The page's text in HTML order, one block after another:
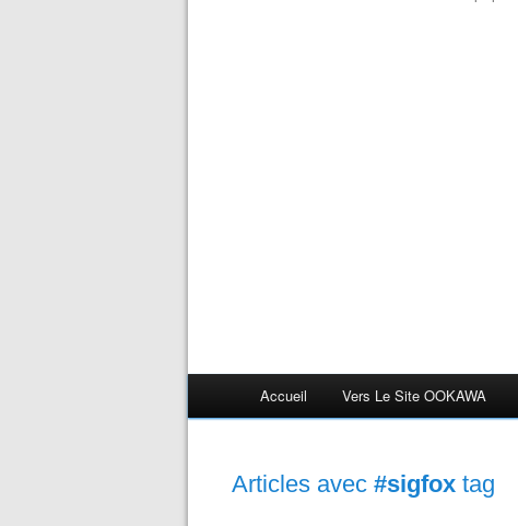
Accueil Vers Le Site OOKAWA
Articles avec #sigfox tag